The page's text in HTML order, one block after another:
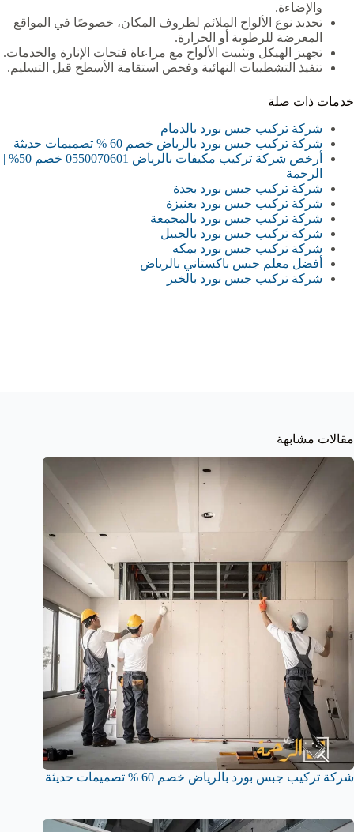
والإضاءة.
تحديد نوع الألواح الملائم لظروف المكان، خصوصًا في المواقع
المعرضة للرطوبة أو الحرارة.
تجهيز الهيكل وتثبيت الألواح مع مراعاة فتحات الإنارة والخدمات.
تنفيذ التشطيبات النهائية وفحص استقامة الأسطح قبل التسليم.
خدمات ذات صلة
شركة تركيب جبس بورد بالدمام
شركة تركيب جبس بورد بالرياض خصم 60 % تصميمات حديثة
أرخص شركة تركيب مكيفات بالرياض 0550070601 خصم 50% |
الرحمة
شركة تركيب جبس بورد بجدة
شركة تركيب جبس بورد بعنيزة
شركة تركيب جبس بورد بالمجمعة
شركة تركيب جبس بورد بالجبيل
شركة تركيب جبس بورد بمكه
أفضل معلم جبس باكستاني بالرياض
شركة تركيب جبس بورد بالخبر
مقالات مشابهة
شركة تركيب جبس بورد بالرياض خصم 60 % تصميمات حديثة